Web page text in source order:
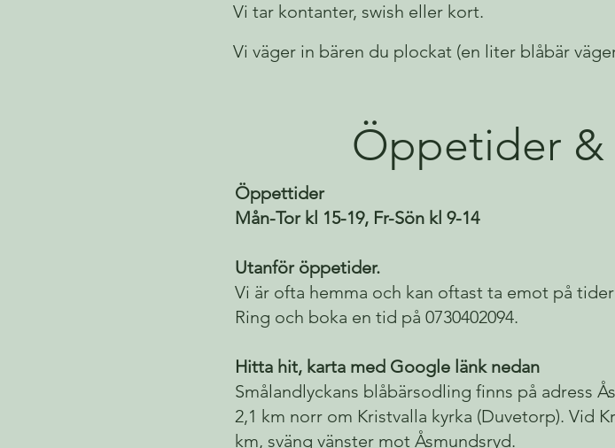
Vi tar kontanter, swish eller kort.
Vi väger in bären du plockat (en liter blåbär
Öppetider
Öppettider
Mån-Tor kl 15-19, Fr-Sön kl 9-14
Utanför öppetider.
Vi är ofta hemma och kan oftast ta emot på
Ring och boka en tid på 0730402094.
Hitta hit, karta med Google länk nedan
Smålandlyckans blåbärsodling finns på adress
2,1 km norr om Kristvalla kyrka (Duvetorp). Vid
km, sväng vänster mot Åsmundsryd.